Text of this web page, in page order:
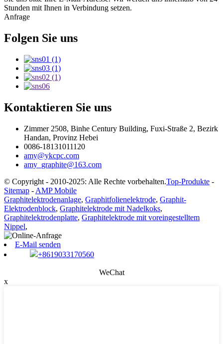
Stunden mit Ihnen in Verbindung setzen.
Anfrage
Folgen Sie uns
Kontaktieren Sie uns
Zimmer 2508, Binhe Century Building, Fuxi-Straße 2, Bezirk
Handan, Provinz Hebei
0086-18131011120
amy@ykcpc.com
amy_graphite@163.com
© Copyright - 2010-2025: Alle Rechte vorbehalten.Top-Produkte -
Sitemap - AMP Mobile
Graphitelektrodenanlage, Graphitfolienelektrode, Graphit-
Elektrodenblock, Graphitelektrode mit Nadelkoks,
Graphitelektrodenplatte, Graphitelektrode mit voreingestelltem
Nippel,
E-Mail senden
+8619033170560
WeChat
x